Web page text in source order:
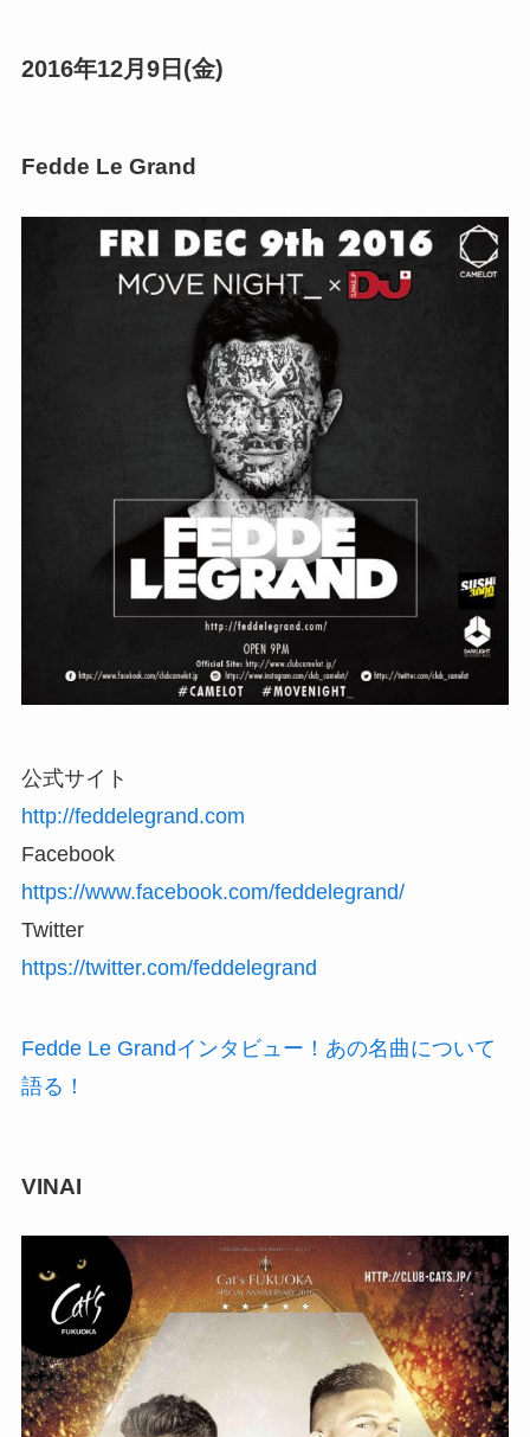
2016年12月9日(金)
Fedde Le Grand
公式サイト
http://feddelegrand.com
Facebook
https://www.facebook.com/feddelegrand/
Twitter
https://twitter.com/feddelegrand
Fedde Le Grandインタビュー！あの名曲について
語る！
VINAI